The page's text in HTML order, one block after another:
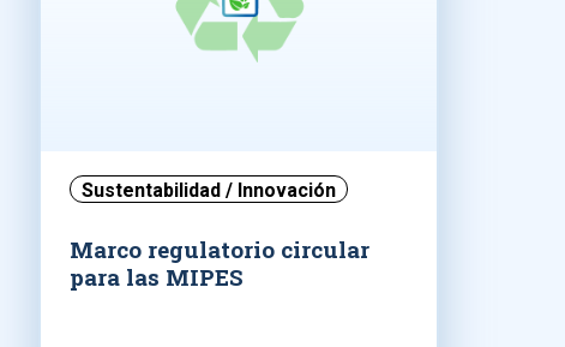
Sustentabilidad / Innovación
Marco regulatorio circular
para las MIPES